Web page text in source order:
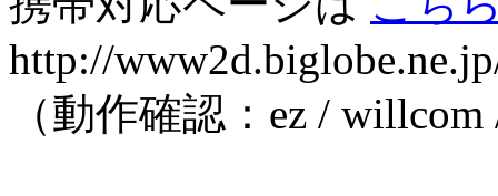
http://
（動作確認：ez /